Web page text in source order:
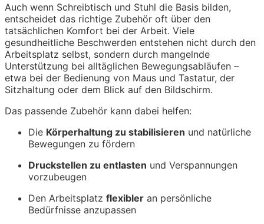
Auch wenn Schreibtisch und Stuhl die Basis bilden,
entscheidet das richtige Zubehör oft über den
tatsächlichen Komfort bei der Arbeit. Viele
gesundheitliche Beschwerden entstehen nicht durch den
Arbeitsplatz selbst, sondern durch mangelnde
Unterstützung bei alltäglichen Bewegungsabläufen –
etwa bei der Bedienung von Maus und Tastatur, der
Sitzhaltung oder dem Blick auf den Bildschirm.
Das passende Zubehör kann dabei helfen:
Die Körperhaltung zu stabilisieren und natürliche
Bewegungen zu fördern
Druckstellen zu entlasten und Verspannungen
vorzubeugen
Den Arbeitsplatz flexibler an persönliche
Bedürfnisse anzupassen